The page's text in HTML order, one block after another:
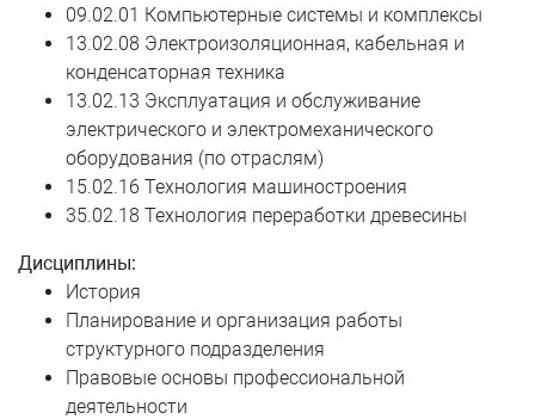
Юксеева Наталья Владимировна
Ячейко Ольга Аркадьевна
09.02.01 Компьютерные системы и комплексы
13.02.08 Электроизоляционная, кабельная и
конденсаторная техника
13.02.13 Эксплуатация и обслуживание
электрического и электромеханического
оборудования (по отраслям)
15.02.16 Технология машиностроения
35.02.18 Технология переработки древесины
Дисциплины:
История
Планирование и организация работы
структурного подразделения
Правовые основы профессиональной
деятельности